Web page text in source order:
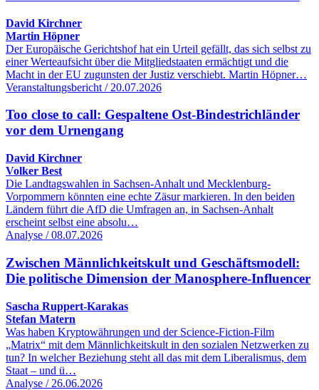
David Kirchner
Martin Höpner
Der Europäische Gerichtshof hat ein Urteil gefällt, das sich selbst zu
einer Werteaufsicht über die Mitgliedstaaten ermächtigt und die
Macht in der EU zugunsten der Justiz verschiebt. Martin Höpner…
Veranstaltungsbericht / 20.07.2026
Too close to call: Gespaltene Ost-Bindestrichländer
vor dem Urnengang
David Kirchner
Volker Best
Die Landtagswahlen in Sachsen-Anhalt und Mecklenburg-
Vorpommern könnten eine echte Zäsur markieren. In den beiden
Ländern führt die AfD die Umfragen an, in Sachsen-Anhalt
erscheint selbst eine absolu…
Analyse / 08.07.2026
Zwischen Männlichkeitskult und Geschäftsmodell:
Die politische Dimension der Manosphere-Influencer
Sascha Ruppert-Karakas
Stefan Matern
Was haben Kryptowährungen und der Science-Fiction-Film
„Matrix“ mit dem Männlichkeitskult in den sozialen Netzwerken zu
tun? In welcher Beziehung steht all das mit dem Liberalismus, dem
Staat – und ü…
Analyse / 26.06.2026